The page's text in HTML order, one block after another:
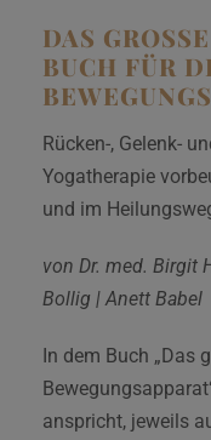
DAS
BUCH FÜR
Rücken-, Gelenk-
Yogatherapie
und im
von Dr. med. Birgit
Bollig | Anett Babel
In dem Buch „Das
anspricht, jeweils